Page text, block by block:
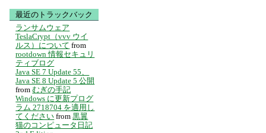
最近のトラックバック
ランサムウェア
TeslaCrypt（vvv ウイ
ルス）について from
rootdown 情報セキュリ
ティブログ
Java SE 7 Update 55、
Java SE 8 Update 5 公開
from むぎの手記
Windows に更新プログ
ラム 2718704 を適用し
てください from 黒翼
猫のコンピュータ日記